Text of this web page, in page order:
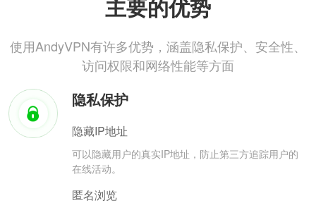
主要的优势
使用AndyVPN有许多优势，涵盖隐私保护、安全性、
访问权限和网络性能等方面
隐私保护
隐藏IP地址
可以隐藏用户的真实IP地址，防止第三方追踪用户的
在线活动。
匿名浏览